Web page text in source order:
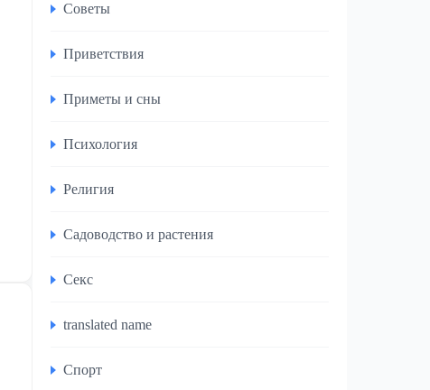
Советы
Приветствия
Приметы и сны
Психология
Религия
Садоводство и растения
Секс
translated name
Спорт